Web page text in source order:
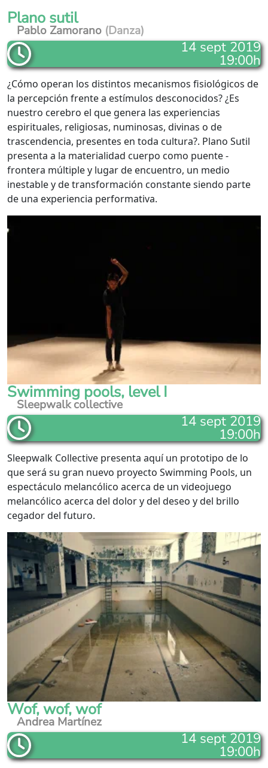
Plano sutil
Pablo Zamorano (Danza)
14 sept 2019
19:00h
¿Cómo operan los distintos mecanismos fisiológicos de
la percepción frente a estímulos desconocidos? ¿Es
nuestro cerebro el que genera las experiencias
espirituales, religiosas, numinosas, divinas o de
trascendencia, presentes en toda cultura?. Plano Sutil
presenta a la materialidad cuerpo como puente -
frontera múltiple y lugar de encuentro, un medio
inestable y de transformación constante siendo parte
de una experiencia performativa.
Swimming pools, level I
Sleepwalk collective
14 sept 2019
19:00h
Sleepwalk Collective presenta aquí un prototipo de lo
que será su gran nuevo proyecto Swimming Pools, un
espectáculo melancólico acerca de un videojuego
melancólico acerca del dolor y del deseo y del brillo
cegador del futuro.
Wof, wof, wof
Andrea Martínez
14 sept 2019
19:00h